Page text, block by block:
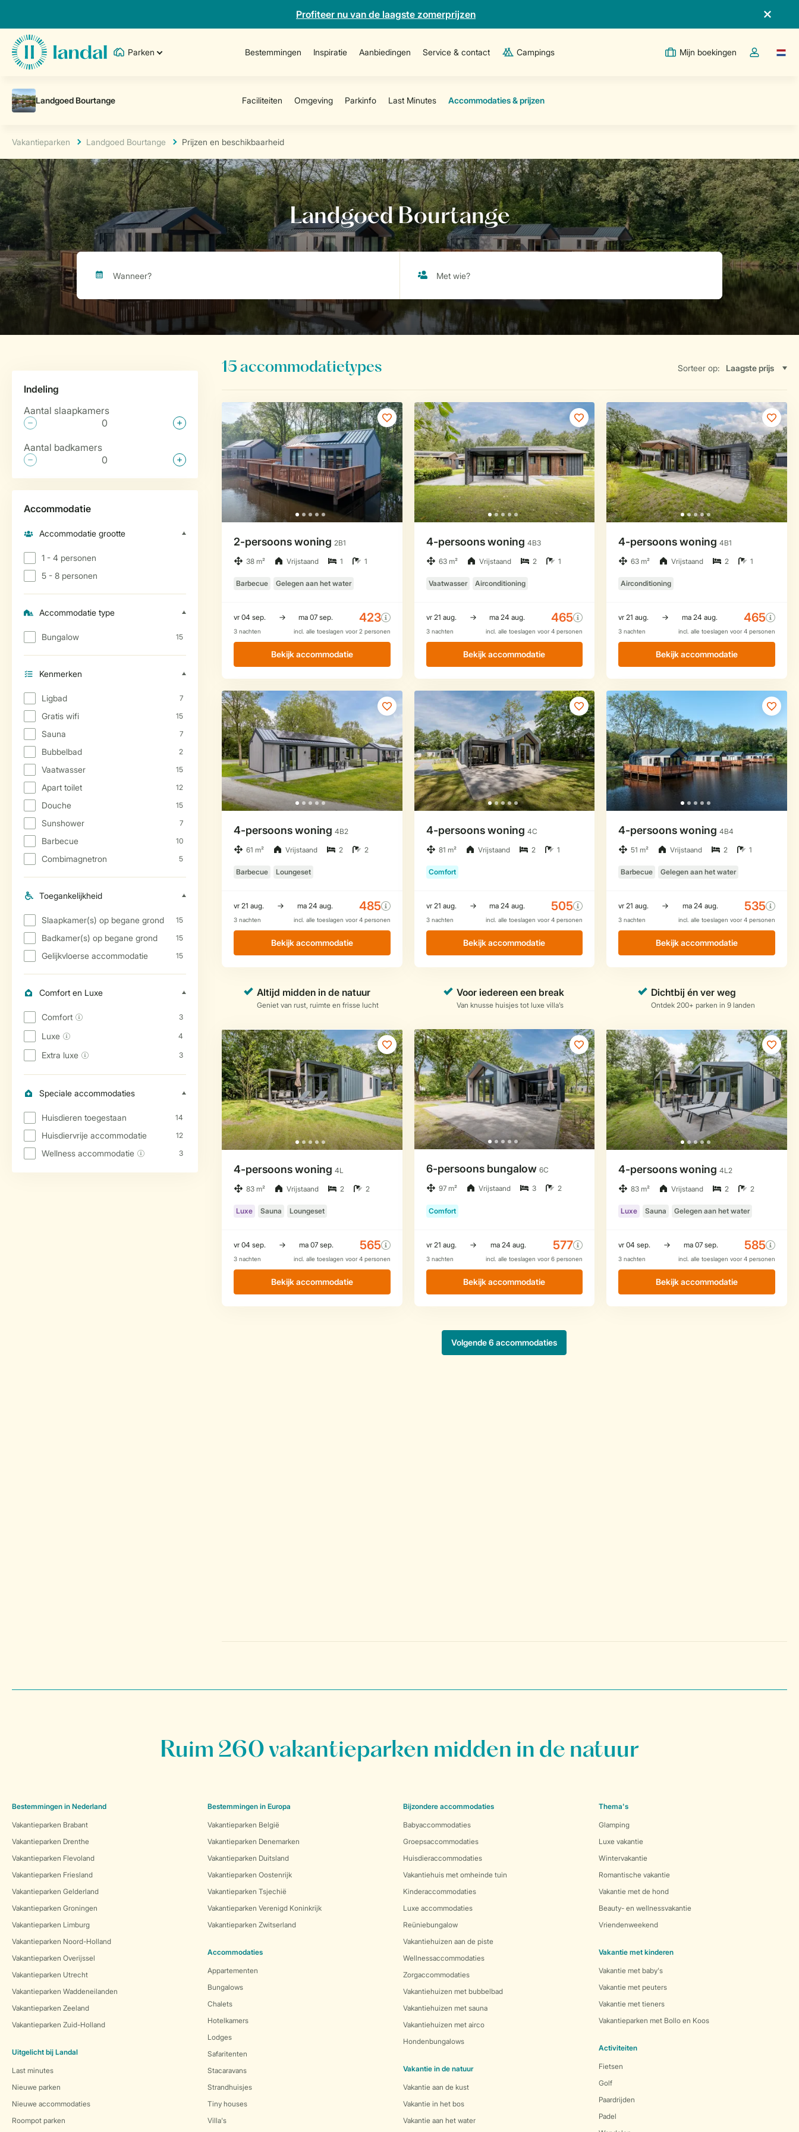
Profiteer nu van de laagste zomerprijzen
Parken Bestemmingen Inspiratie Aanbiedingen Service & contact Campings Mijn boekingen
Open deTaal
Vakantieparken Landgoed Bourtange Prijzen en beschikbaarheid
Sorteer op:
Ruim 260 vakantieparken midden in de natuur
Bestemmingen in Nederland
Vakantieparken Brabant
Vakantieparken Drenthe
Vakantieparken Flevoland
Vakantieparken Friesland
Vakantieparken Gelderland
Vakantieparken Groningen
Vakantieparken Limburg
Vakantieparken Noord-Holland
Vakantieparken Overijssel
Vakantieparken Utrecht
Vakantieparken Waddeneilanden
Vakantieparken Zeeland
Vakantieparken Zuid-Holland
Uitgelicht bij Landal
Last minutes
Nieuwe parken
Nieuwe accommodaties
Roompot parken
Bestemmingen in Europa
Vakantieparken België
Vakantieparken Denemarken
Vakantieparken Duitsland
Vakantieparken Oostenrijk
Vakantieparken Tsjechië
Vakantieparken Verenigd Koninkrijk
Vakantieparken Zwitserland
Accommodaties
Appartementen
Bungalows
Chalets
Hotelkamers
Lodges
Safaritenten
Stacaravans
Strandhuisjes
Tiny houses
Villa's
Bijzondere accommodaties
Babyaccommodaties
Groepsaccommodaties
Huisdieraccommodaties
Vakantiehuis met omheinde tuin
Kinderaccommodaties
Luxe accommodaties
Reüniebungalow
Vakantiehuizen aan de piste
Wellnessaccommodaties
Zorgaccommodaties
Vakantiehuizen met bubbelbad
Vakantiehuizen met sauna
Vakantiehuizen met airco
Hondenbungalows
Vakantie in de natuur
Vakantie aan de kust
Vakantie in het bos
Vakantie aan het water
Thema's
Glamping
Luxe vakantie
Wintervakantie
Romantische vakantie
Vakantie met de hond
Beauty- en wellnessvakantie
Vriendenweekend
Vakantie met kinderen
Vakantie met baby's
Vakantie met peuters
Vakantie met tieners
Vakantieparken met Bollo en Koos
Activiteiten
Fietsen
Golf
Paardrijden
Padel